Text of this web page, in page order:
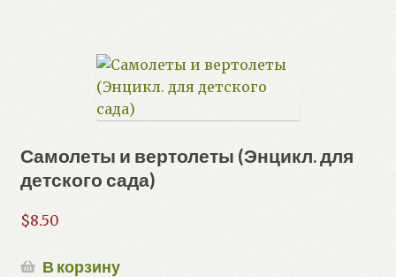
Самолеты и вертолеты (Энцикл. для
детского сада)
$8.50
В корзину